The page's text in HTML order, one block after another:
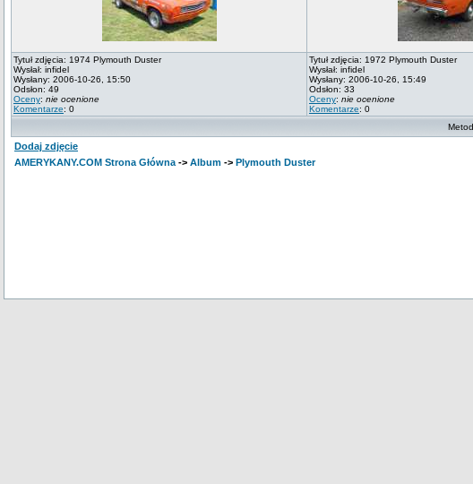
Tytuł zdjęcia: 1974 Plymouth Duster
Wysłał: infidel
Wysłany: 2006-10-26, 15:50
Odsłon: 49
Oceny: nie ocenione
Komentarze: 0
Tytuł zdjęcia: 1972 Plymouth Duster
Wysłał: infidel
Wysłany: 2006-10-26, 15:49
Odsłon: 33
Oceny: nie ocenione
Komentarze: 0
Dodaj zdjęcie
AMERYKANY.COM Strona Główna -> Album -> Plymouth Duster